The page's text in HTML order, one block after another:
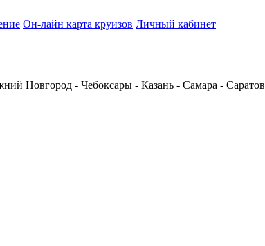
Он-лайн карта круизов Личный кабинет
Новгород - Чебоксары - Казань - Самара - Саратов